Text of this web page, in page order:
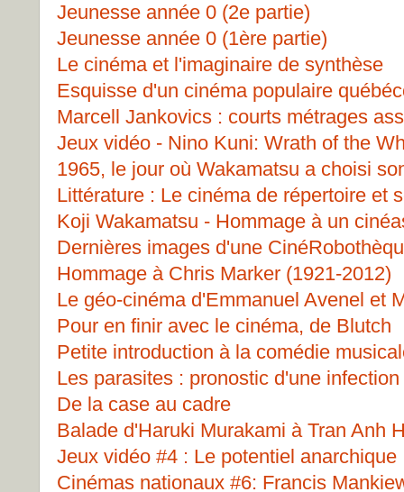
Jeunesse année 0 (2e partie)
Jeunesse année 0 (1ère partie)
Le cinéma et l'imaginaire de synthèse
Esquisse d'un cinéma populaire
Marcell Jankovics : courts métrages
Jeux vidéo - Nino Kuni: Wrath of the
1965, le jour où Wakamatsu a choisi
Littérature : Le cinéma de répertoire et
Koji Wakamatsu - Hommage à un
Dernières images d'une
Hommage à Chris Marker (1921-2012)
Le géo-cinéma d'Emmanuel Avenel et
Pour en finir avec le cinéma, de Blutch
Petite introduction à la comédie
Les parasites : pronostic d'une infection
De la case au cadre
Balade d'Haruki Murakami à Tran Anh
Jeux vidéo #4 : Le potentiel anarchique
Cinémas nationaux #6: Francis